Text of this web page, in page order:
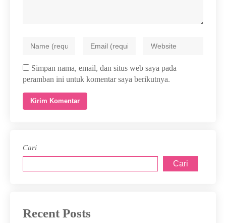
Simpan nama, email, dan situs web saya pada
peramban ini untuk komentar saya berikutnya.
Cari
Cari
Recent Posts